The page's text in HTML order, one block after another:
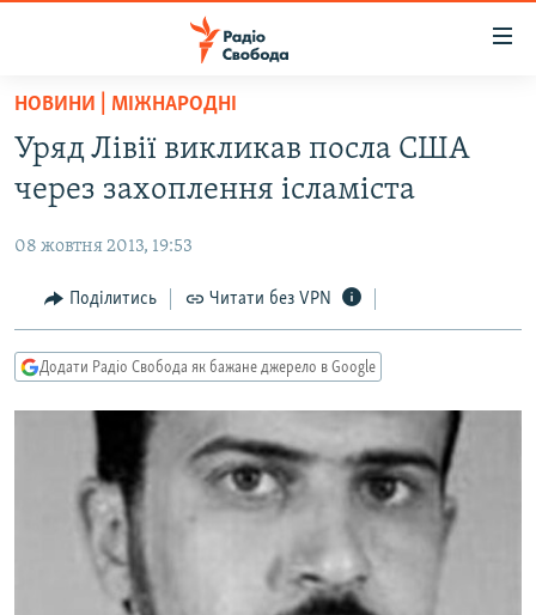
Перейти
основного
матеріалу
Перейти
до
навігації
Перейти
до
ВСЕ ЗА ДОБУ
СТАТТІ
ПОЛІТИКА
ЕКОНОМІКА
КУЛЬТУРА
УКРАЇНА
ВІЙНА
РОСІЙСЬКА «ФІЛЬТРАЦІЯ»
КРИМ.РЕАЛІЇ
СХЕМИ
КИТАЙ.ВИКЛИКИ
МУЛЬТИМЕДІА
НОВИНИ | МІЖНАРОДНІ
Уряд Лівії викликав посла США
через захоплення ісламіста
08 жовтня 2013, 19:53
Поділитись Читати без VPN
Додати Радіо Свобода як бажане джерело в Google